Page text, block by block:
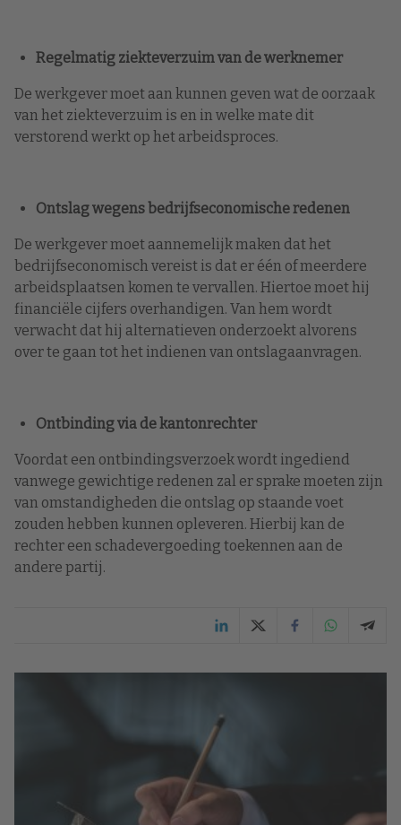
Regelmatig ziekteverzuim van de werknemer
De werkgever moet aan kunnen geven wat de oorzaak
van het ziekteverzuim is en in welke mate dit
verstorend werkt op het arbeidsproces.
Ontslag wegens bedrijfseconomische redenen
De werkgever moet aannemelijk maken dat het
bedrijfseconomisch vereist is dat er één of meerdere
arbeidsplaatsen komen te vervallen. Hiertoe moet hij
financiële cijfers overhandigen. Van hem wordt
verwacht dat hij alternatieven onderzoekt alvorens
over te gaan tot het indienen van ontslagaanvragen.
Ontbinding via de kantonrechter
Voordat een ontbindingsverzoek wordt ingediend
vanwege gewichtige redenen zal er sprake moeten zijn
van omstandigheden die ontslag op staande voet
zouden hebben kunnen opleveren. Hierbij kan de
rechter een schadevergoeding toekennen aan de
andere partij.